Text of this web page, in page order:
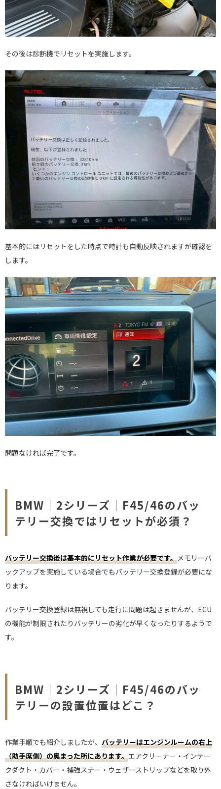
その後は診断機でリセットを実施します。
基本的にはリセットをした時点で時計も自動反映されますが確認を
します。
問題なければ完了です。
BMW｜2シリーズ｜F45/46のバッ
テリー交換ではリセットが必須？
バッテリー交換後は基本的にリセット作業が必要です。メモリーバ
ックアップを実施している場合でもバッテリー交換登録が必要にな
ります。
バッテリー交換登録は無視しても走行に問題は起きませんが、ECU
の機能が制限されたりバッテリーの劣化が早くなったりするようで
す。
BMW｜2シリーズ｜F45/46のバッ
テリーの設置位置はどこ？
作業手順でも紹介しましたが、 バッテリーはエンジンルームの右上
（助手席側）の奥まった所にあります。エアクリーナー・インテー
クダクト・カバー・補強ステー・ウェザーストリップなどを取り外
さなければいけません。